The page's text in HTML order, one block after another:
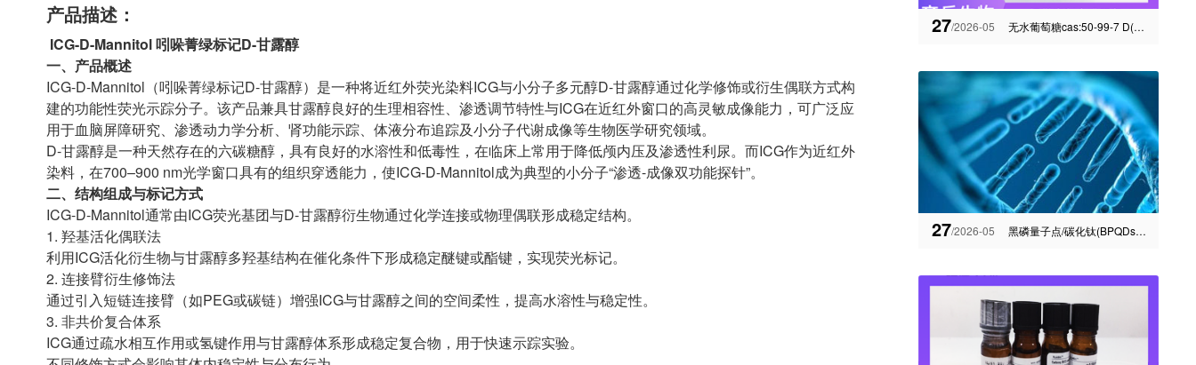
产品描述：
ICG-D-Mannitol 吲哚菁绿标记D-甘露醇
一、产品概述
ICG-D-Mannitol（吲哚菁绿标记D-甘露醇）是一种将近红外荧光染料ICG与小分子多元醇D-甘露醇通过化学修饰或衍生偶联方式构
建的功能性荧光示踪分子。该产品兼具甘露醇良好的生理相容性、渗透调节特性与ICG在近红外窗口的高灵敏成像能力，可广泛应
用于血脑屏障研究、渗透动力学分析、肾功能示踪、体液分布追踪及小分子代谢成像等生物医学研究领域。
D-甘露醇是一种天然存在的六碳糖醇，具有良好的水溶性和低毒性，在临床上常用于降低颅内压及渗透性利尿。而ICG作为近红外
染料，在700–900 nm光学窗口具有的组织穿透能力，使ICG-D-Mannitol成为典型的小分子“渗透-成像双功能探针”。
二、结构组成与标记方式
ICG-D-Mannitol通常由ICG荧光基团与D-甘露醇衍生物通过化学连接或物理偶联形成稳定结构。
1. 羟基活化偶联法
利用ICG活化衍生物与甘露醇多羟基结构在催化条件下形成稳定醚键或酯键，实现荧光标记。
2. 连接臂衍生修饰法
通过引入短链连接臂（如PEG或碳链）增强ICG与甘露醇之间的空间柔性，提高水溶性与稳定性。
3. 非共价复合体系
ICG通过疏水相互作用或氢键作用与甘露醇体系形成稳定复合物，用于快速示踪实验。
27/2026-05 无水葡萄糖cas:50-99-7 D(+)-Glucose参数信息
27/2026-05 黑磷量子点/碳化钛(BPQDs/Ti3C2)纳米片复合材料 齐岳生物供应